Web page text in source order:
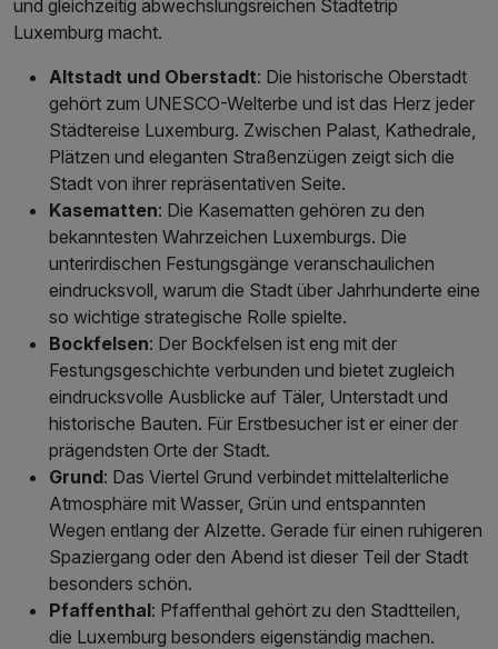
und gleichzeitig abwechslungsreichen Städtetrip
Luxemburg macht.
Altstadt und Oberstadt: Die historische Oberstadt
gehört zum UNESCO-Welterbe und ist das Herz jeder
Städtereise Luxemburg. Zwischen Palast, Kathedrale,
Plätzen und eleganten Straßenzügen zeigt sich die
Stadt von ihrer repräsentativen Seite.
Kasematten: Die Kasematten gehören zu den
bekanntesten Wahrzeichen Luxemburgs. Die
unterirdischen Festungsgänge veranschaulichen
eindrucksvoll, warum die Stadt über Jahrhunderte eine
so wichtige strategische Rolle spielte.
Bockfelsen: Der Bockfelsen ist eng mit der
Festungsgeschichte verbunden und bietet zugleich
eindrucksvolle Ausblicke auf Täler, Unterstadt und
historische Bauten. Für Erstbesucher ist er einer der
prägendsten Orte der Stadt.
Grund: Das Viertel Grund verbindet mittelalterliche
Atmosphäre mit Wasser, Grün und entspannten
Wegen entlang der Alzette. Gerade für einen ruhigeren
Spaziergang oder den Abend ist dieser Teil der Stadt
besonders schön.
Pfaffenthal: Pfaffenthal gehört zu den Stadtteilen,
die Luxemburg besonders eigenständig machen.